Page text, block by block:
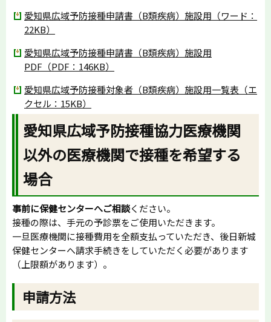
愛知県広域予防接種申請書（B類疾病）施設用（ワード：
22KB）
愛知県広域予防接種申請書（B類疾病）施設用
PDF（PDF：146KB）
愛知県広域予防接種対象者（B類疾病）施設用一覧表（エ
クセル：15KB）
愛知県広域予防接種協力医療機関
以外の医療機関で接種を希望する
場合
事前に保健センターへご相談ください。
接種の際は、手元の予診票をご使用いただきます。
一旦医療機関に接種費用を全額支払っていただき、後日新城
保健センターへ請求手続きをしていただく必要があります
（上限額があります）。
申請方法